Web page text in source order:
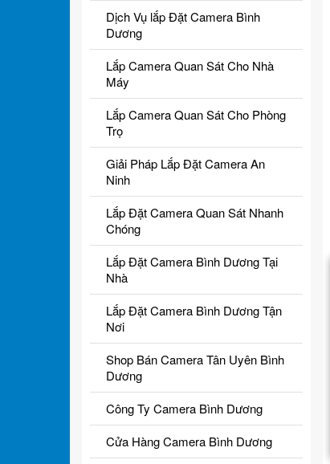
Dịch Vụ lắp Đặt Camera Bình
Dương
Lắp Camera Quan Sát Cho Nhà
Máy
Lắp Camera Quan Sát Cho Phòng
Trọ
Giải Pháp Lắp Đặt Camera An
Ninh
Lắp Đặt Camera Quan Sát Nhanh
Chóng
Lắp Đặt Camera Bình Dương Tại
Nhà
Lắp Đặt Camera Bình Dương Tận
Nơi
Shop Bán Camera Tân Uyên Bình
Dương
Công Ty Camera Bình Dương
Cửa Hàng Camera Bình Dương